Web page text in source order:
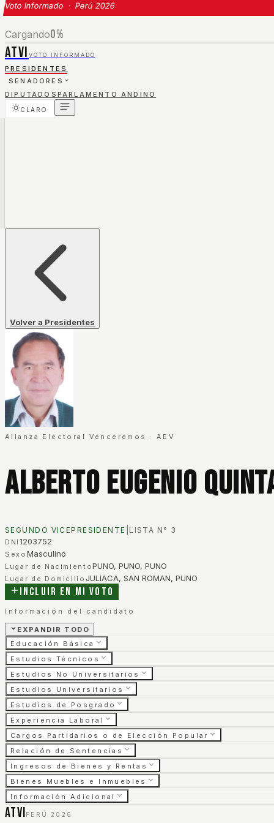
Voto Informado · Perú 2026
Cargando0%
ATVI VOTO INFORMADO
PRESIDENTES
SENADORES
DIPUTADOS PARLAMENTO ANDINO
CLARO
Volver a Presidentes
Alianza Electoral Venceremos ·AEV
Alberto Eugenio
SEGUNDO VICEPRESIDENTE LISTA N° 3
DNI 1203752
Sexo Masculino
Lugar de NacimientoPUNO, PUNO, PUNO
Lugar de Domicilio JULIACA, SAN ROMAN, PUNO
Incluir en mi voto
Información del candidato
EXPANDIR TODO
Educación Básica
Estudios Técnicos
Estudios No Universitarios
Estudios Universitarios
Estudios de Posgrado
Experiencia Laboral
Cargos Partidarios o de Elección Popular
Relación de Sentencias
Ingresos de Bienes y Rentas
Bienes Muebles e Inmuebles
Información Adicional
ATVI PERÚ 2026